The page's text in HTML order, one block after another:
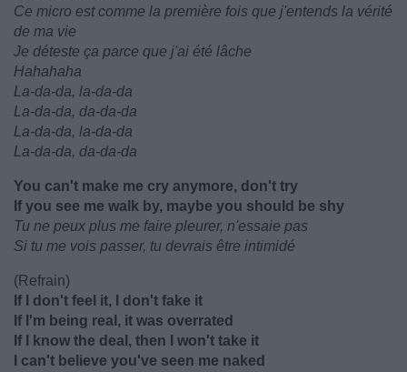
Ce micro est comme la première fois que j'entends la vérité
de ma vie
Je déteste ça parce que j'ai été lâche
Hahahaha
La-da-da, la-da-da
La-da-da, da-da-da
La-da-da, la-da-da
La-da-da, da-da-da
You can't make me cry anymore, don't try
If you see me walk by, maybe you should be shy
Tu ne peux plus me faire pleurer, n'essaie pas
Si tu me vois passer, tu devrais être intimidé
(Refrain)
If I don't feel it, I don't fake it
If I'm being real, it was overrated
If I know the deal, then I won't take it
I can't believe you've seen me naked